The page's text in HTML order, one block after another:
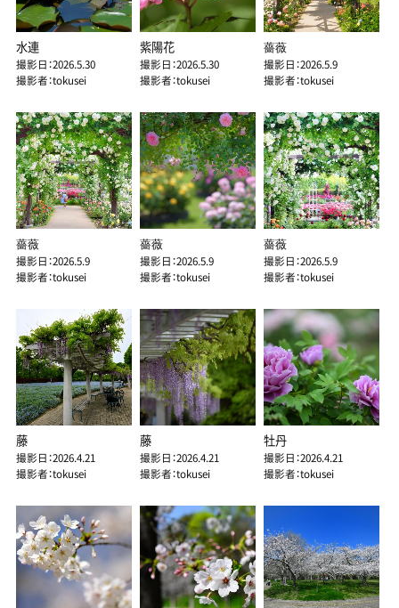
水連
撮影日：2026.5.30
撮影者：tokusei
紫陽花
撮影日：2026.5.30
撮影者：tokusei
薔薇
撮影日：2026.5.9
撮影者：tokusei
薔薇
撮影日：2026.5.9
撮影者：tokusei
薔薇
撮影日：2026.5.9
撮影者：tokusei
薔薇
撮影日：2026.5.9
撮影者：tokusei
藤
撮影日：2026.4.21
撮影者：tokusei
藤
撮影日：2026.4.21
撮影者：tokusei
牡丹
撮影日：2026.4.21
撮影者：tokusei